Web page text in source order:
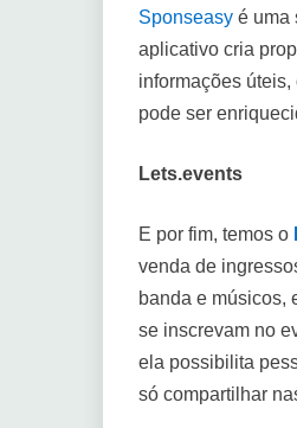
Sponseasy é uma
aplicativo cria
informações
pode ser
Lets.events
E por fim, temos o
venda de
banda e músicos,
se inscrevam no
ela possibilita
só compartilhar